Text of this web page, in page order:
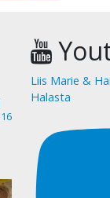
16
Liis Marie &
Halasta